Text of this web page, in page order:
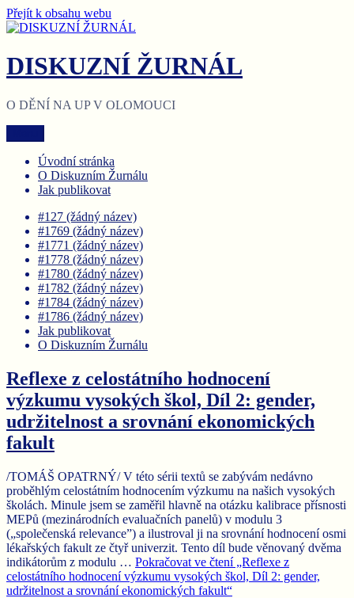
Přejít k obsahu webu
DISKUZNÍ ŽURNÁL
O DĚNÍ NA UP V OLOMOUCI
Úvodní stránka
O Diskuzním Žurnálu
Jak publikovat
#127 (žádný název)
#1769 (žádný název)
#1771 (žádný název)
#1778 (žádný název)
#1780 (žádný název)
#1782 (žádný název)
#1784 (žádný název)
#1786 (žádný název)
Jak publikovat
O Diskuzním Žurnálu
Reflexe z celostátního hodnocení
výzkumu vysokých škol, Díl 2: gender,
udržitelnost a srovnání ekonomických
fakult
/TOMÁŠ OPATRNÝ/ V této sérii textů se zabývám nedávno
proběhlým celostátním hodnocením výzkumu na našich vysokých
školách. Minule jsem se zaměřil hlavně na otázku kalibrace přísnosti
MEPů (mezinárodních evaluačních panelů) v modulu 3
(„společenská relevance”) a ilustroval ji na srovnání hodnocení osmi
lékařských fakult ze čtyř univerzit. Tento díl bude věnovaný dvěma
indikátorům z modulu … Pokračovat ve čtení„Reflexe z
celostátního hodnocení výzkumu vysokých škol, Díl 2: gender,
udržitelnost a srovnání ekonomických fakult“